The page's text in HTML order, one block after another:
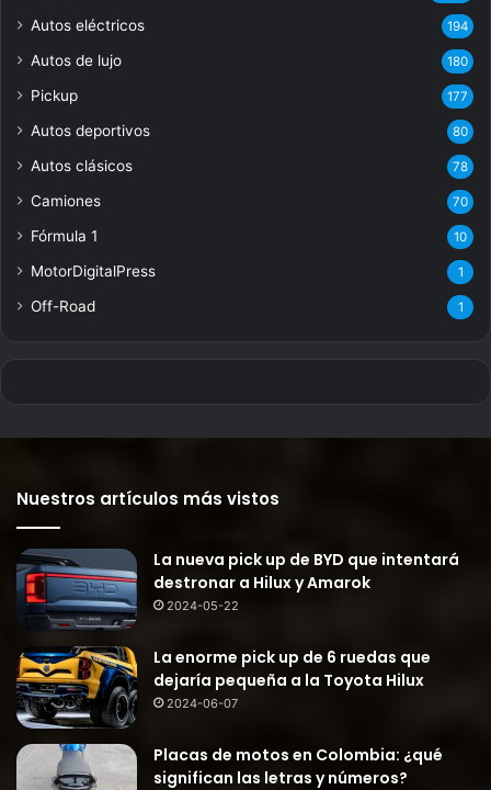
Autos eléctricos 194
Autos de lujo 180
Pickup 177
Autos deportivos 80
Autos clásicos 78
Camiones 70
Fórmula 1 10
MotorDigitalPress 1
Off-Road 1
Nuestros artículos más vistos
La nueva pick up de BYD que intentará
destronar a Hilux y Amarok
2024-05-22
La enorme pick up de 6 ruedas que
dejaría pequeña a la Toyota Hilux
2024-06-07
Placas de motos en Colombia: ¿qué
significan las letras y números?